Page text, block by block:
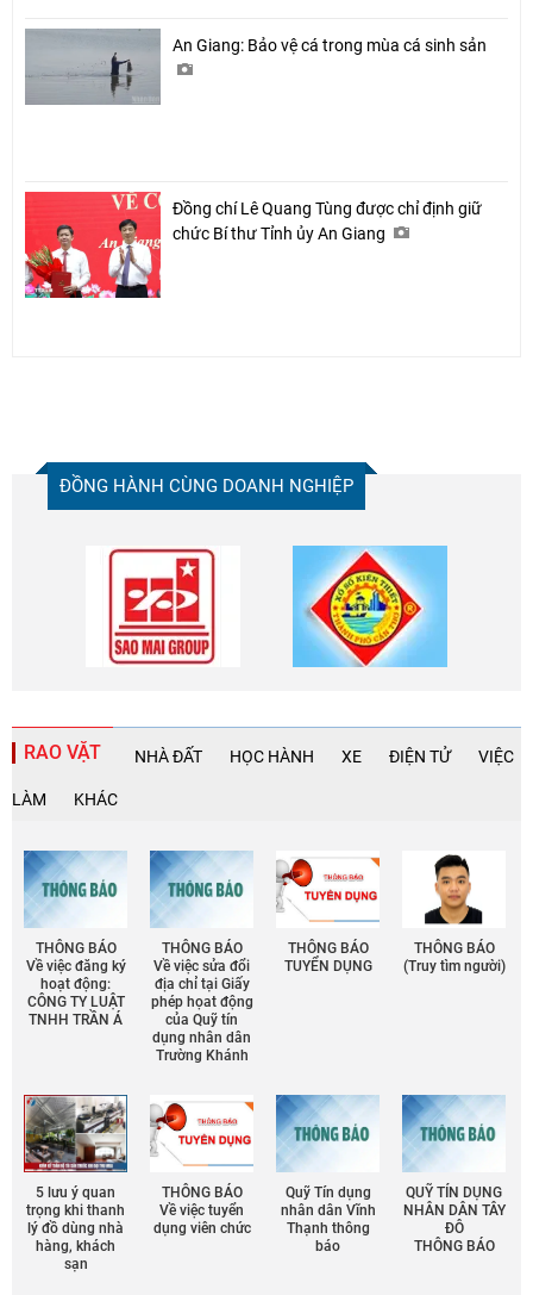
An Giang: Bảo vệ cá trong mùa cá sinh sản
Đồng chí Lê Quang Tùng được chỉ định giữ
chức Bí thư Tỉnh ủy An Giang
ĐỒNG HÀNH CÙNG DOANH NGHIỆP
RAO VẶT NHÀ ĐẤT HỌC HÀNH XE ĐIỆN TỬ VIỆC
LÀM KHÁC
THÔNG BÁO
Về việc đăng ký
hoạt động:
CÔNG TY LUẬT
TNHH TRẦN Á
THÔNG BÁO
Về việc sửa đổi
địa chỉ tại Giấy
phép họat động
của Quỹ tín
dụng nhân dân
Trường Khánh
THÔNG BÁO
TUYỂN DỤNG
THÔNG BÁO
(Truy tìm người)
5 lưu ý quan
trọng khi thanh
lý đồ dùng nhà
hàng, khách
sạn
THÔNG BÁO
Về việc tuyển
dụng viên chức
Quỹ Tín dụng
nhân dân Vĩnh
Thạnh thông
báo
QUỸ TÍN DỤNG
NHÂN DÂN TÂY
ĐÔ
THÔNG BÁO